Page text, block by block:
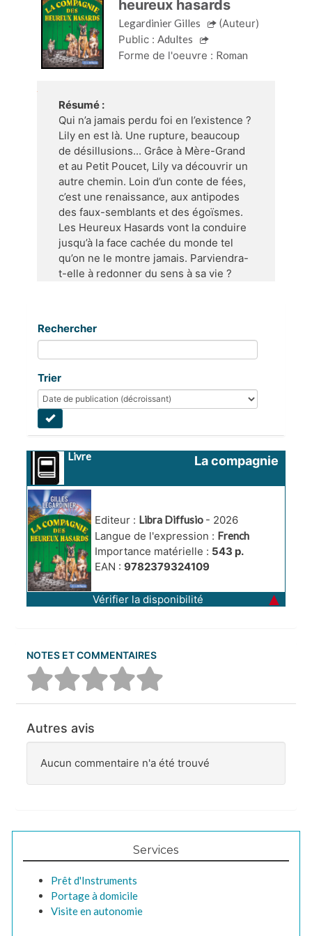
heureux hasards
Legardinier Gilles
(Auteur)
Public : Adultes
Forme de l'oeuvre : Roman
Résumé :
Qui n’a jamais perdu foi en l’existence ?
Lily en est là. Une rupture, beaucoup
de désillusions... Grâce à Mère-Grand
et au Petit Poucet, Lily va découvrir un
autre chemin. Loin d’un conte de fées,
c’est une renaissance, aux antipodes
des faux-semblants et des égoïsmes.
Les Heureux Hasards vont la conduire
jusqu’à la face cachée du monde tel
qu’on ne le montre jamais. Parviendra-
t-elle à redonner du sens à sa vie ?
Rechercher
Trier
Livre
La compagnie
Editeur : Libra Diffusio - 2026
Langue de l'expression : French
Importance matérielle : 543 p.
EAN : 9782379324109
Vérifier la disponibilité
NOTES ET COMMENTAIRES
Autres avis
Aucun commentaire n'a été trouvé
Services
Prêt d'Instruments
Portage à domicile
Visite en autonomie